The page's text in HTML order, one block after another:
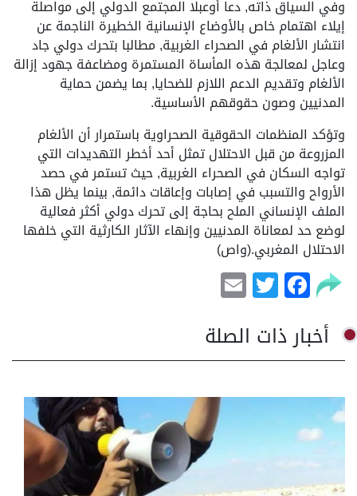
وفي السياق ذاته, دعا أوعبلا المجتمع الدولي إلى مواصلة
إيلاء اهتمام خاص بالأوضاع الإنسانية الخطيرة الناجمة عن
انتشار الألغام في الصحراء الغربية, مطالبا بتحرك دولي جاد
وعاجل لمعالجة هذه المأساة المستمرة ومضاعفة جهود إزالة
الألغام وتقديم الدعم اللازم للضحايا, بما يضمن حماية
المدنيين وصون حقوقهم الأساسية.
وتؤكد المنظمات الحقوقية الصحراوية باستمرار أن الألغام
المزروعة من قبل الاحتلال تمثل أحد أخطر التهديدات التي
تواجه السكان في الصحراء الغربية, حيث تستمر في حصد
الأرواح والتسبب في إصابات وإعاقات دائمة, بينما يظل هذا
الملف الإنساني الملح بحاجة إلى تحرك دولي أكثر فعالية
لوضع حد لمعاناة المدنيين وإنهاء الآثار الكارثية التي خلفها
الاحتلال المغربي.(واص)
Facebook
Twitter
أخبار ذات الصلة